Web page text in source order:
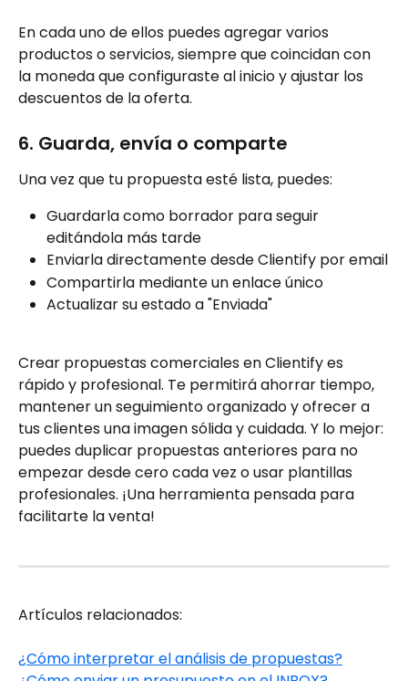
En cada uno de ellos puedes agregar varios
productos o servicios, siempre que coincidan con
la moneda que configuraste al inicio y ajustar los
descuentos de la oferta.
6. Guarda, envía o comparte
Una vez que tu propuesta esté lista, puedes:
Guardarla como borrador para seguir
editándola más tarde
Enviarla directamente desde Clientify por email
Compartirla mediante un enlace único
Actualizar su estado a "Enviada"
Crear propuestas comerciales en Clientify es
rápido y profesional. Te permitirá ahorrar tiempo,
mantener un seguimiento organizado y ofrecer a
tus clientes una imagen sólida y cuidada. Y lo mejor:
puedes duplicar propuestas anteriores para no
empezar desde cero cada vez o usar plantillas
profesionales. ¡Una herramienta pensada para
facilitarte la venta!
Artículos relacionados:
¿Cómo interpretar el análisis de propuestas?